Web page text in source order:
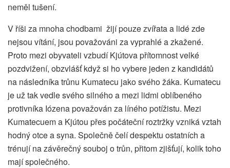
neměl tušení.
V říši za mnoha chodbami žijí pouze zvířata a lidé zde
nejsou vítání, jsou považováni za vyprahlé a zkažené.
Proto mezi obyvateli vzbudí Kjútova přítomnost velké
pozdvižení, obzvlášť když si ho vybere jeden z kandidátů
na následníka trůnu Kumatecu jako svého žáka. Kumatecu
je už tak vedle svého silného a mezi lidmi oblíbeného
protivníka Iózena považován za líného potížistu. Mezi
Kumatecuem a Kjútou přes počáteční roztržky vzniká vztah
hodný otce a syna. Společně čelí despektu ostatních a
trénují na závěrečný souboj o trůn, přitom zjišťují, kolik toho
mají společného.